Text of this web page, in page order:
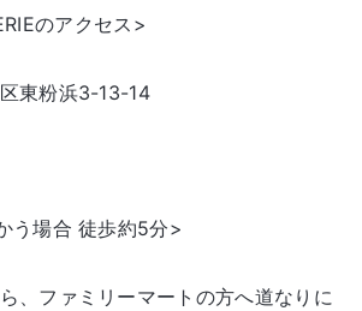
のアクセス>
東粉浜3-13-14
う場合 徒歩約5分>
、ファミリーマートの方へ道なりに